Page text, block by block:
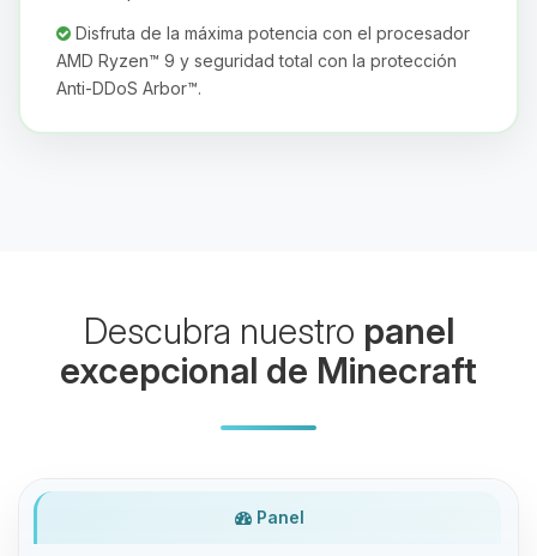
Disfruta de la máxima potencia con el procesador
AMD Ryzen™ 9 y seguridad total con la protección
Anti-DDoS Arbor™.
Descubra nuestro panel
excepcional de Minecraft
Panel
06/08/2026 05:59